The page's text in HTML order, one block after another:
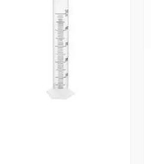
Vista Previa